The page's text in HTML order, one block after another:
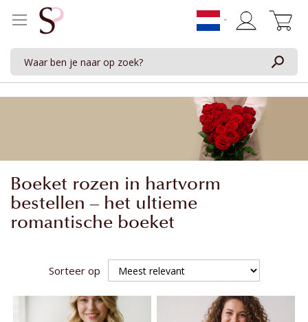
Boeket rozen in hartvorm
bestellen – het ultieme
romantische boeket
Sorteer op